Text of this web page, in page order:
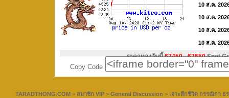
Copy Code
TARADTHONG.COM > สมาชิก VIP > General Discussion > เจาะลึกชีวิต กรรณิกา ธ